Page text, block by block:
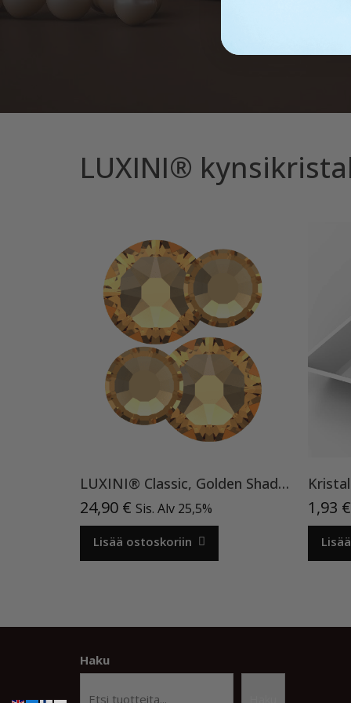
LUXINI®
LUXINI® Classic, Golden Shadow Mix (SS6–SS16) (350 kpl)
24,90 € Sis. Alv 25,5%
Lisää ostoskoriin
1,93 €
Haku